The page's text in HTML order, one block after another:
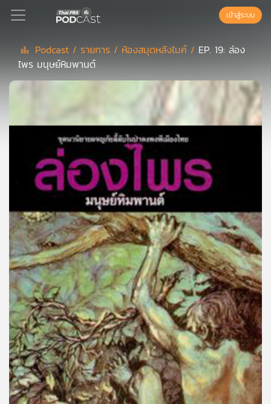
Podcast
ย์
เพล
ย์
ลิ
สต์
ของ
คุณ
เพลง
บทความ
เข้าสู่ระบบ
Podcast / รายการ / ห้องสมุดหลังไมค์ / EP. 19: ล่อง
ไพร มนุษย์หิมพานต์